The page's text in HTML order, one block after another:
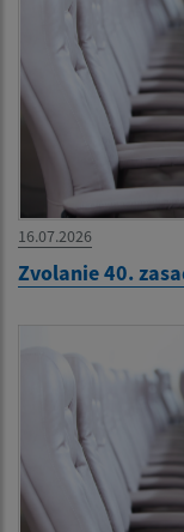
16.07.2026
Zvolanie 40.